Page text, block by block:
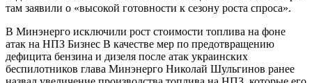
там заявили о «высокой готовности к сезону роста спроса».
В Минэнерго исключили рост стоимости топлива на фоне
атак на НПЗ Бизнес В качестве мер по предотвращению
дефицита бензина и дизеля после атак украинских
беспилотников глава Минэнерго Николай Шульгинов ранее